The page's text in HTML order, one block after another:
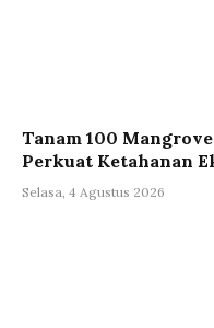
Tanam 100
Perkuat Ketahanan
Selasa, 4 Agustus 2026